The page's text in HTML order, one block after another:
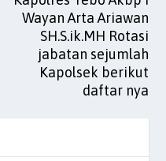
Wayan Arta Ariawan
SH.S.ik.MH Rotasi
jabatan sejumlah
Kapolsek berikut
daftar nya